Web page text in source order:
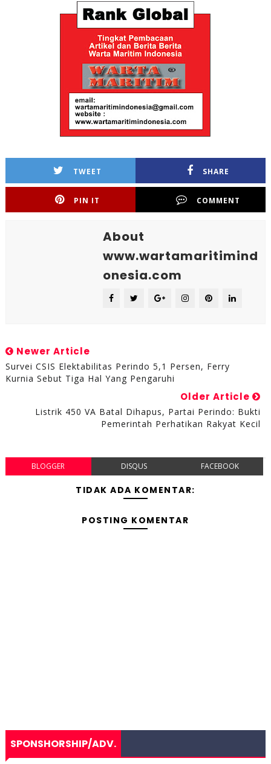
TWEET SHARE
PIN IT COMMENT
About
www.wartamaritimind
onesia.com
Newer Article
Survei CSIS Elektabilitas Perindo 5,1 Persen, Ferry
Kurnia Sebut Tiga Hal Yang Pengaruhi
Older Article
Listrik 450 VA Batal Dihapus, Partai Perindo: Bukti
Pemerintah Perhatikan Rakyat Kecil
BLOGGER DISQUS FACEBOOK
TIDAK ADA KOMENTAR:
POSTING KOMENTAR
SPONSHORSHIP/ADV.